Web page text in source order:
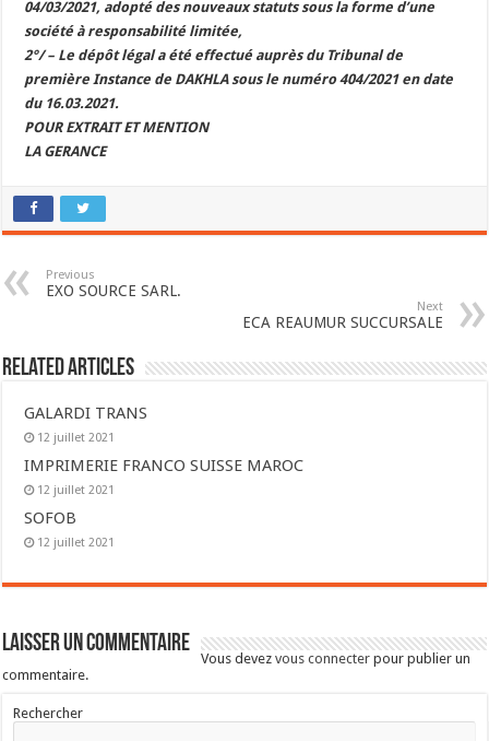
04/03/2021, adopté des nouveaux statuts sous la forme d’une
société à responsabilité limitée,
2°/ – Le dépôt légal a été effectué auprès du Tribunal de
première Instance de DAKHLA sous le numéro 404/2021 en date
du 16.03.2021.
POUR EXTRAIT ET MENTION
LA GERANCE
Previous
EXO SOURCE SARL.
Next
ECA REAUMUR SUCCURSALE
Related Articles
GALARDI TRANS
12 juillet 2021
IMPRIMERIE FRANCO SUISSE MAROC
12 juillet 2021
SOFOB
12 juillet 2021
Laisser un commentaire
Vous devezvous connecter pour publier un
commentaire.
Rechercher